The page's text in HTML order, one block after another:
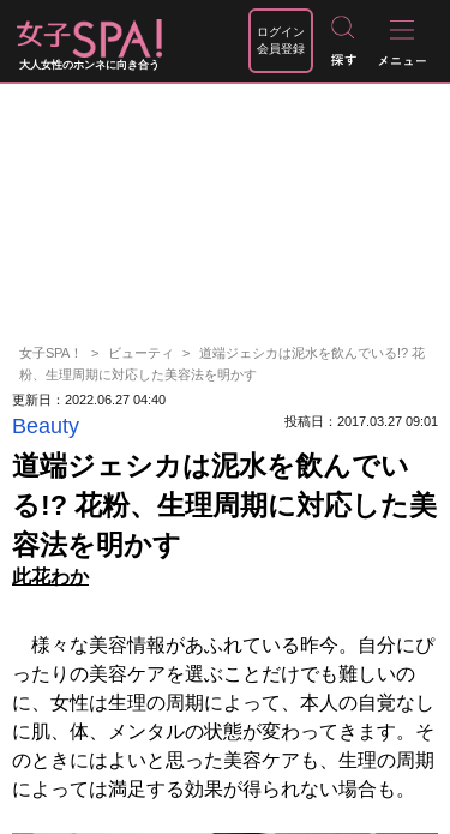
大人女性のホンネに向き合う
ログイン
会員登録
女子SPA！ ビューティ
道端ジェシカは泥水を飲んでいる!? 花
粉、生理周期に対応した美容法を明かす
更新日：2022.06.27 04:40
Beauty 投稿日：2017.03.27 09:01
道端ジェシカは泥水を飲んでい
る!? 花粉、生理周期に対応した美
容法を明かす
此花わか
様々な美容情報があふれている昨今。自分にぴ
ったりの美容ケアを選ぶことだけでも難しいの
に、女性は生理の周期によって、本人の自覚なし
に肌、体、メンタルの状態が変わってきます。そ
のときにはよいと思った美容ケアも、生理の周期
によっては満足する効果が得られない場合も。